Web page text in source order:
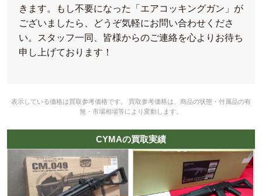
きます。もし不要になった「エアコッキングガン」が
ございましたら、どうぞ気軽にお問い合わせくださ
い。スタッフ一同、皆様からのご連絡を心よりお待ち
申し上げております！
表示している価格は買取参考価格です。 買取参考価格は、商品の状態・付属品の有
無・市場相場等により変動します。
CYMAの買取実績